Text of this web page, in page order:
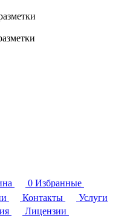
0 Избранные
Контакты
Услуги
Лицензии